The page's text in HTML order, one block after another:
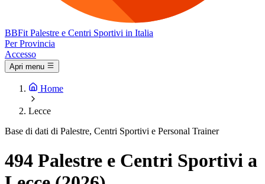
BBFit Palestre e Centri Sportivi in Italia
Per Provincia
Accesso
Apri menu
Home
Lecce
Base di dati di Palestre, Centri Sportivi e Personal Trainer
494 Palestre e Centri Sportivi a